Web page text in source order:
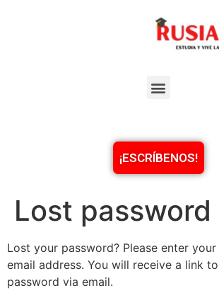
¡ESCRÍBENOS!
Lost password
Lost your password? Please enter
email address. You will receive a link
password via email.